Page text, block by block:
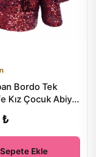
Bordo Tek
Kız Çocuk Abiye
Sepete Ekle